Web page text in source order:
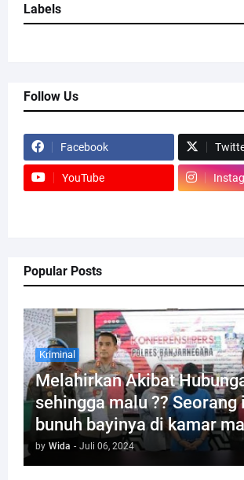
Labels
Follow Us
Facebook
YouTube
Popular Posts
Kriminal
Melahirkan Akibat
sehingga malu ?? Seorang
bunuh bayinya di kamar
by Wida - Juli 06, 2024